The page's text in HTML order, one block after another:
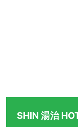
SHIN 湯治